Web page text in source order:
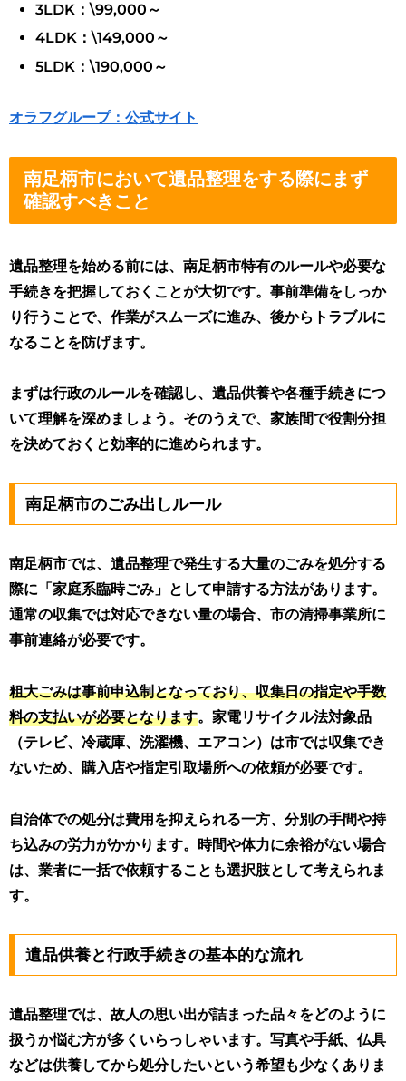
3LDK：\99,000～
4LDK：\149,000～
5LDK：\190,000～
オラフグループ：公式サイト
南足柄市において遺品整理をする際にまず
確認すべきこと
遺品整理を始める前には、南足柄市特有のルールや必要な
手続きを把握しておくことが大切です。事前準備をしっか
り行うことで、作業がスムーズに進み、後からトラブルに
なることを防げます。
まずは行政のルールを確認し、遺品供養や各種手続きにつ
いて理解を深めましょう。そのうえで、家族間で役割分担
を決めておくと効率的に進められます。
南足柄市のごみ出しルール
南足柄市では、遺品整理で発生する大量のごみを処分する
際に「家庭系臨時ごみ」として申請する方法があります。
通常の収集では対応できない量の場合、市の清掃事業所に
事前連絡が必要です。
粗大ごみは事前申込制となっており、収集日の指定や手数
料の支払いが必要となります。家電リサイクル法対象品
（テレビ、冷蔵庫、洗濯機、エアコン）は市では収集でき
ないため、購入店や指定引取場所への依頼が必要です。
自治体での処分は費用を抑えられる一方、分別の手間や持
ち込みの労力がかかります。時間や体力に余裕がない場合
は、業者に一括で依頼することも選択肢として考えられま
す。
遺品供養と行政手続きの基本的な流れ
遺品整理では、故人の思い出が詰まった品々をどのように
扱うか悩む方が多くいらっしゃいます。写真や手紙、仏具
などは供養してから処分したいという希望も少なくありま